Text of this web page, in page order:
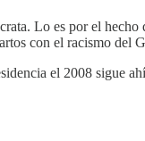
Lo es por el
con el racismo del
el 2008 sigue